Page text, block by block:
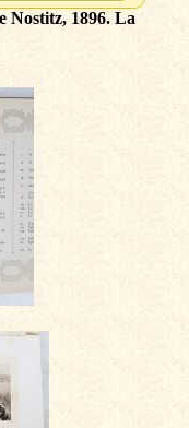
Nostitz, 1896. La